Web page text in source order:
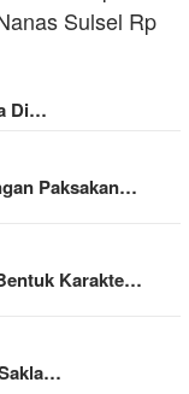
Di…
Paksakan…
Karakte…